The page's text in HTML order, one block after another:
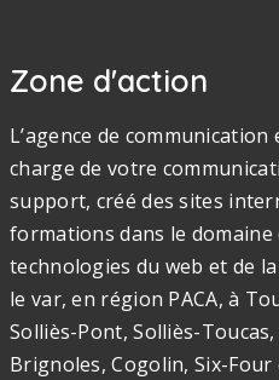
Zone d'action
L’agence de
charge de votre
support, créé des sites
formations dans le domaine
technologies du web et de
le var, en région PACA, à
Solliès-Pont, Solliès-
Brignoles, Cogolin, Six-